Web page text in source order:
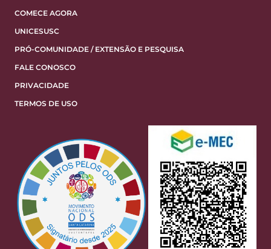
COMECE AGORA
UNICESUSC
PRÓ-COMUNIDADE / EXTENSÃO E PESQUISA
FALE CONOSCO
PRIVACIDADE
TERMOS DE USO